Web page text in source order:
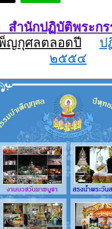
ำนักปฏิบัติพระกร
ญกุศลตลอดปี
ป
๒๕๕๔